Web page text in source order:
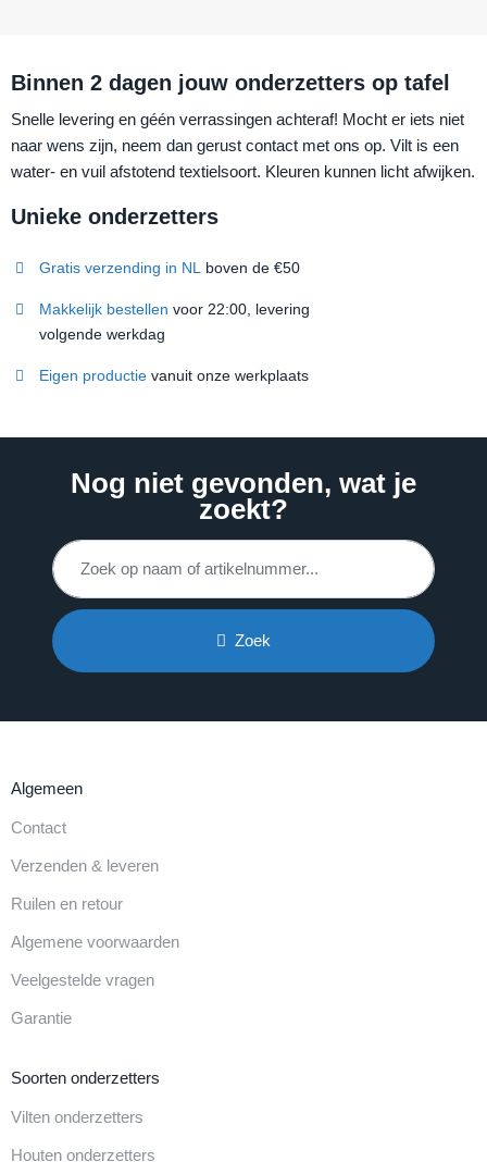
Binnen 2 dagen jouw onderzetters op tafel
Snelle levering en géén verrassingen achteraf! Mocht er iets niet
naar wens zijn, neem dan gerust contact met ons op. Vilt is een
water- en vuil afstotend textielsoort. Kleuren kunnen licht afwijken.
Unieke onderzetters
Gratis verzending in NL boven de €50
Makkelijk bestellen voor 22:00, levering
volgende werkdag
Eigen productie vanuit onze werkplaats
Nog niet gevonden, wat je
zoekt?
Zoek
Algemeen
Contact
Verzenden & leveren
Ruilen en retour
Algemene voorwaarden
Veelgestelde vragen
Garantie
Soorten onderzetters
Vilten onderzetters
Houten onderzetters